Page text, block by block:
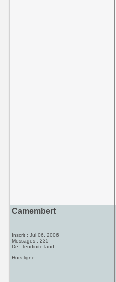
Camembert
Inscrit : Jul 06, 2006
Messages : 235
De : tendinite-land
Hors ligne